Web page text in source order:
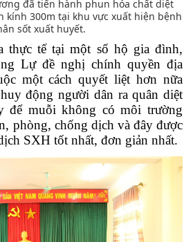
đã tiến hành phun hóa chất diệt
kính 300m tại khu vực xuất hiện bệnh
sốt xuất huyết.
thực tế tại một số hộ gia đình,
Lự đề nghị chính quyền địa
một cách quyết liệt hơn nữa
động người dân ra quân diệt
để muỗi không có môi trường
phòng, chống dịch và đây được
SXH tốt nhất, đơn giản nhất.